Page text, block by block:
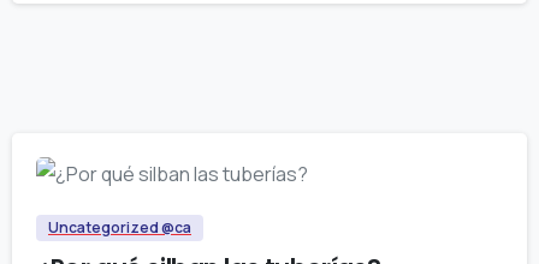
Uncategorized @ca